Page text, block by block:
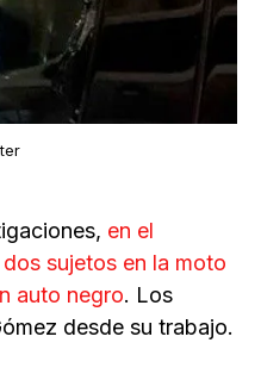
en el
sujetos en la moto
auto negro. Los
desde su trabajo.